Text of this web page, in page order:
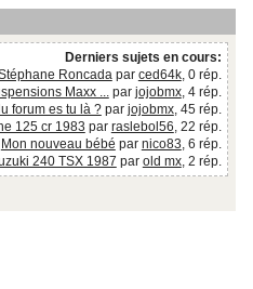
Derniers sujets en cours:
Roncadapar ced64k, 0 rép.
Maxx ...par jojobmx, 4 rép.
forum es tu là ?par jojobmx, 45 rép.
125 cr 1983 par raslebol56, 22 rép.
Mon nouveau bébé par nico83, 6 rép.
240 TSX 1987 par old mx, 2 rép.